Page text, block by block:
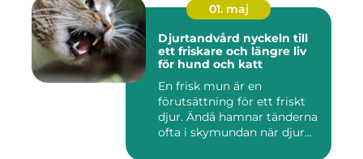
01. maj
Djurtandvård nyckeln till
ett friskare och längre liv
för hund och katt
En frisk mun är en
förutsättning för ett friskt
djur. Ändå hamnar tänderna
ofta i skymundan när djur...